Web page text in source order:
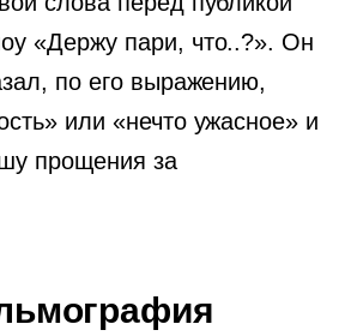
«Держу пари, что..?». Он
по его выражению,
или «нечто ужасное» и
прощения за